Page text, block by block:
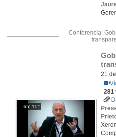
Conferencia:
65' 15''
21
281